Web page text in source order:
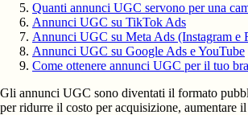
Quanti annunci UGC servono per una
Annunci UGC su TikTok Ads
Annunci UGC su Meta Ads (Instagram e
Annunci UGC su Google Ads e YouTube
Come ottenere annunci UGC per il tuo
Gli annunci UGC sono diventati il formato
per ridurre il costo per acquisizione,